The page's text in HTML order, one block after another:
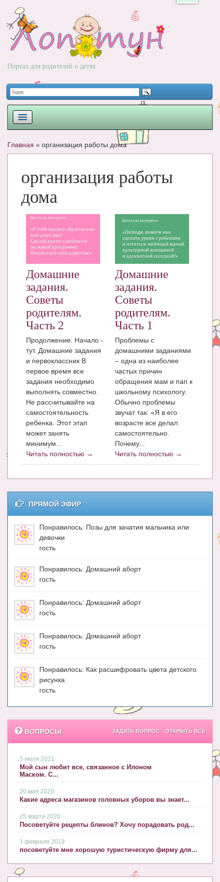
Портал для родителей о детях
НОВОРОЖДЕННЫЙ
РАЗВИТИЕ
ВОПРОС-ОТВЕТ
КНИГИ
Рекомендовано
Сказки
ЗДОРОВЬЕ
МОДА И КРАСОТА
КОНКУРСЫ
СООБЩЕСТВА
БЛОГИ
БЕРЕМЕННОСТЬ
Энциклопедия
МАМИНА БИБЛИОТЕКА
Энциклопедия беременных
Мамина энциклопедия
СЕРВИСЫ И ПРИЛОЖЕНИЯ
Сервис. Оценка роста и веса ребенка
Полезные ссылки
НОВОСТИ ЛОПОТУНА
Блог Администратора
О проекте
Главная » организация работы дома
организация работы
дома
Домашние
задания.
Советы
родителям.
Часть 2
Продолжение. Начало -
тут. Домашние задания
и первоклассник В
первое время все
задания необходимо
выполнять совместно.
Не рассчитывайте на
самостоятельность
ребенка. Этот этап
может занять
минимум...
Читать полностью →
Домашние
задания.
Советы
родителям.
Часть 1
Проблемы с
домашними заданиями
– одна из наиболее
частых причин
обращения мам и пап к
школьному психологу.
Обычно проблемы
звучат так: «Я в его
возрасте все делал
самостоятельно.
Почему...
Читать полностью →
ПРЯМОЙ ЭФИР
Понравилось: Позы для зачатия мальчика или
девочки
гость
Понравилось: Домашний аборт
гость
Понравилось: Домашний аборт
гость
Понравилось: Домашний аборт
гость
Понравилось: Как расшифровать цвета детского
рисунка
гость
ВОПРОСЫ ОТКРЫТЬ ВСЕ
ЗАДАТЬ ВОПРОС
5 июля 2021
Мой сын любит все, связанное с Илоном
Маском. С...
20 мая 2020
Какие адреса магазинов головных уборов вы знает...
25 марта 2020
Посоветуйте рецепты блинов? Хочу порадовать род...
1 февраля 2019
посоветуйте мне хорошую туристическую фирму для...